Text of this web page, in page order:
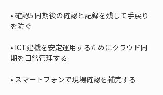
• 確認5 同期後の確認と記録を残して手戻り
• ICT建機を安定運用するためにクラウド同
• スマートフォンで現場確認を補完する